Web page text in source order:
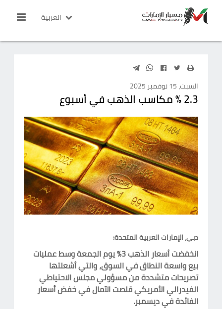
العربية
السبت، 15 نوفمبر 2025
2.3 % مكاسب الذهب في أسبوع
دبي، الإمارات العربية المتحدة:
انخفضت أسعار الذهب 3% يوم الجمعة وسط عمليات
بيع واسعة النطاق في السوق، والتي أشعلتها
تصريحات متشددة من مسؤولي مجلس الاحتياطي
الفيدرالي الأمريكي قلصت الآمال في خفض أسعار
الفائدة في ديسمبر.